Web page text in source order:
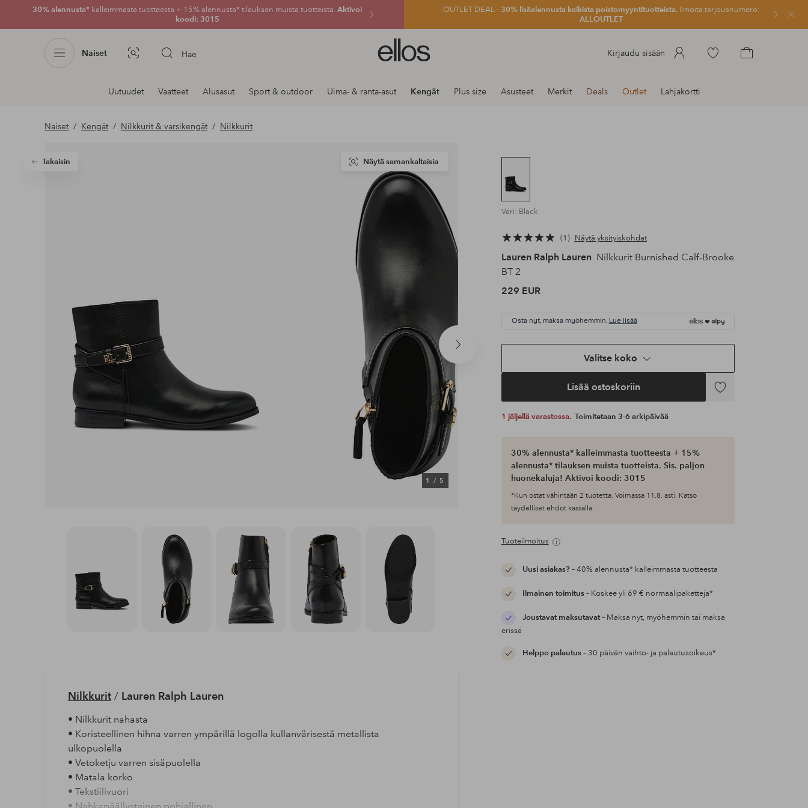
30% alennusta* kalleimmasta tuotteesta + 15% alennusta* tilauksen muista tuotteista. Aktivoi
koodi: 3015
OUTLET DEAL -30% lisäalennusta kaikista poistomyyntituotteista.Ilmoita tarjousnumero:
ALLOUTLET
Sulje
Naiset Kuvahaku Hae
Ellos-
logo
siirry
Kirjaudu sisään
Siirry
Navigointi
osastoilla
Uutuudet Vaatteet Alusasut Sport & outdoor Uima- & ranta-asut Kengät Plus size Asusteet Merkit Deals Outlet Lahjakortti
Naiset Kengät Nilkkurit & varsikengät Nilkkurit
Takaisin
Seuraava
1/ 5
Näytä samankaltaisia
Väri: Black
1 Näytä yksityiskohdat
Lauren Ralph Lauren Nilkkurit Burnished Calf-Brooke
BT 2
229 EUR
Osta nyt, maksa myöhemmin. Lue lisää
Valitse koko
Lisää ostoskoriin
Lisää
1 jäljellä varastossa. Toimitetaan 3-6 arkipäivää
30% alennusta* kalleimmasta tuotteesta + 15%
alennusta* tilauksen muista tuotteista. Sis. paljon
huonekaluja! Aktivoi koodi: 3015
*Kun ostat vähintään 2 tuotetta. Voimassa 11.8. asti. Katso
täydelliset ehdot kassalla.
Tuoteilmoitus
Uusi asiakas?– 40% alennusta* kalleimmasta tuotteesta
Ilmainen toimitus– Koskee yli 69 € normaalipaketteja*
Joustavat maksutavat– Maksa nyt, myöhemmin tai maksa
erissä
Helppo palautus– 30 päivän vaihto- ja palautusoikeus*
Nilkkurit/ Lauren Ralph Lauren
• Nilkkurit nahasta
• Koristeellinen hihna varren ympärillä logolla kullanvärisestä metallista
ulkopuolella
• Vetoketju varren sisäpuolella
• Matala korko
• Tekstiilivuori